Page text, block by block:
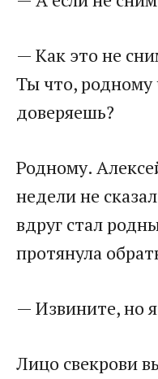
— Как это не
Ты что, родному
доверяешь?
Родному.
недели не
вдруг стал
протянула
— Извините, но
Лицо свекрови